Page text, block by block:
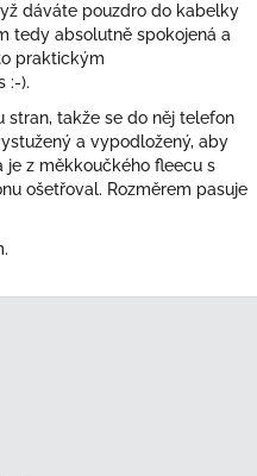
dáváte pouzdro do kabelky
tedy absolutně spokojená a
praktickým
:-).
stran, takže se do něj telefon
a vypodložený, aby
je z měkkoučkého fleecu s
ošetřoval. Rozměrem pasuje